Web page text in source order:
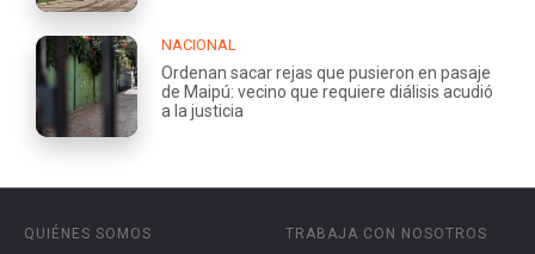
NACIONAL
Ordenan sacar rejas que pusieron en pasaje
de Maipú: vecino que requiere diálisis acudió
a la justicia
QUIÉNES SOMOS
TRABAJA CON NOSOTROS